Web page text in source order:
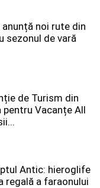
anunță noi rute din
sezonul de vară
de Turism din
pentru Vacanțe All
Antic: hieroglife
regală a faraonului